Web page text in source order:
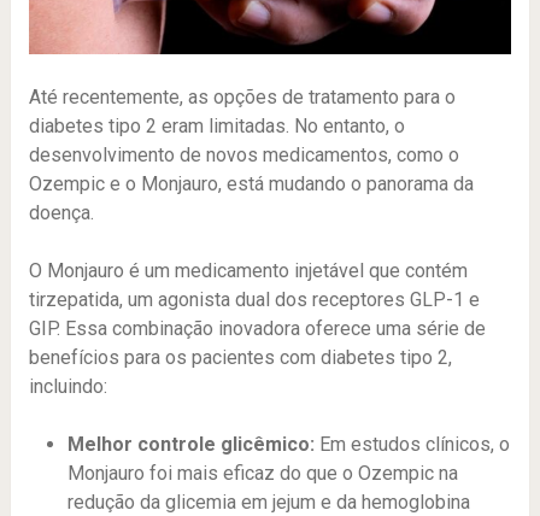
Até recentemente, as opções de tratamento para o
diabetes tipo 2 eram limitadas. No entanto, o
desenvolvimento de novos medicamentos, como o
Ozempic e o Monjauro, está mudando o panorama da
doença.
O Monjauro é um medicamento injetável que contém
tirzepatida, um agonista dual dos receptores GLP-1 e
GIP. Essa combinação inovadora oferece uma série de
benefícios para os pacientes com diabetes tipo 2,
incluindo:
Melhor controle glicêmico: Em estudos clínicos, o
Monjauro foi mais eficaz do que o Ozempic na
redução da glicemia em jejum e da hemoglobina